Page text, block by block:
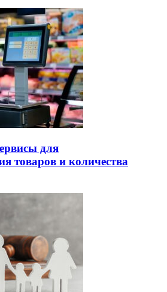
для
товаров и количества